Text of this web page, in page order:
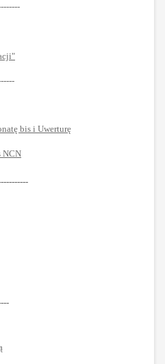
bis i Uwerturę
NCN